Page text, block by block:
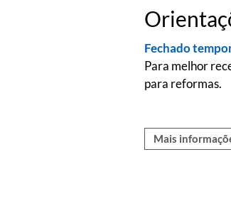
Fechado
Para melhor
para reformas.
Mais